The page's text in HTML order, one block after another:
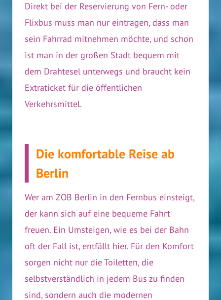
Direkt bei der Reservierung von Fern- oder
Flixbus muss man nur eintragen, dass man
sein Fahrrad mitnehmen möchte, und schon
ist man in der großen Stadt bequem mit
dem Drahtesel unterwegs und braucht kein
Extraticket für die öffentlichen
Verkehrsmittel.
Die komfortable Reise ab
Berlin
Wer am ZOB Berlin in den Fernbus einsteigt,
der kann sich auf eine bequeme Fahrt
freuen. Ein Umsteigen, wie es bei der Bahn
oft der Fall ist, entfällt hier. Für den Komfort
sorgen nicht nur die Toiletten, die
selbstverständlich in jedem Bus zu finden
sind, sondern auch die modernen